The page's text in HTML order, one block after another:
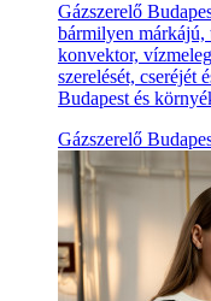
Gázszerelő
bármilyen márkájú,
konvektor,
szerelését, cseréjét
Budapest és
Gázszerelő